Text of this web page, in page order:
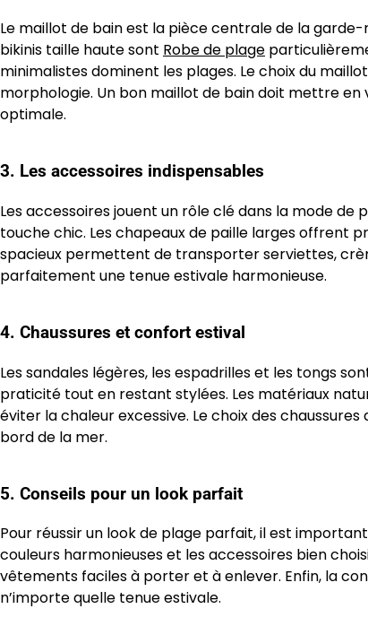
Le maillot de bain est la pièce centrale de la
bikinis taille haute sont Robe de plage
minimalistes dominent les plages. Le choix du
morphologie. Un bon maillot de bain doit mettre
optimale.
3. Les accessoires indispensables
Les accessoires jouent un rôle clé dans la mode
touche chic. Les chapeaux de paille larges offrent
spacieux permettent de transporter serviettes,
parfaitement une tenue estivale harmonieuse.
4. Chaussures et confort estival
Les sandales légères, les espadrilles et les tongs
praticité tout en restant stylées. Les matériaux
éviter la chaleur excessive. Le choix des
bord de la mer.
5. Conseils pour un look parfait
Pour réussir un look de plage parfait, il est
couleurs harmonieuses et les accessoires bien
vêtements faciles à porter et à enlever. Enfin, la
n’importe quelle tenue estivale.